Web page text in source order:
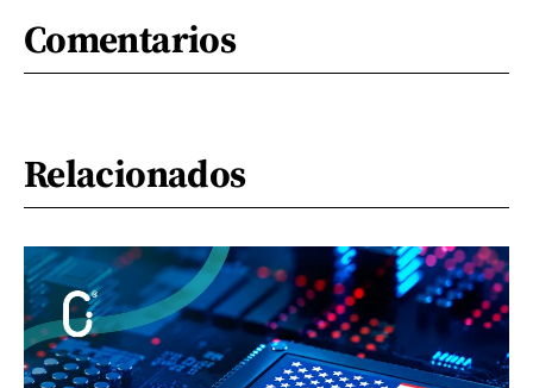
Comentarios
Relacionados